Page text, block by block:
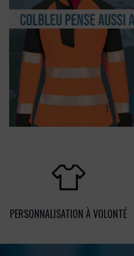
PERSONNALISATION À VOLONTÉ